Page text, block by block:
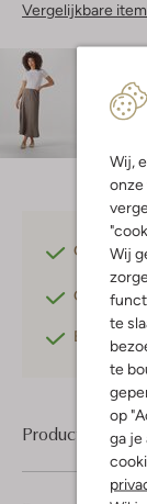
Wij,
onze
Wij
te
te
op
ga je
Vergelijkbare
Gratis
Gratis
Betaal
Product